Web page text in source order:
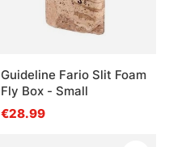
Guideline Fario Slit Foam
Fly Box - Small
€28.99